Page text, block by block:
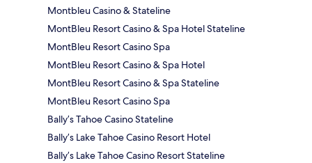
Montbleu Casino & Stateline
MontBleu Resort Casino & Spa Hotel Stateline
MontBleu Resort Casino Spa
MontBleu Resort Casino & Spa Hotel
MontBleu Resort Casino & Spa Stateline
MontBleu Resort Casino Spa
Bally’s Tahoe Casino Stateline
Bally’s Lake Tahoe Casino Resort Hotel
Bally’s Lake Tahoe Casino Resort Stateline